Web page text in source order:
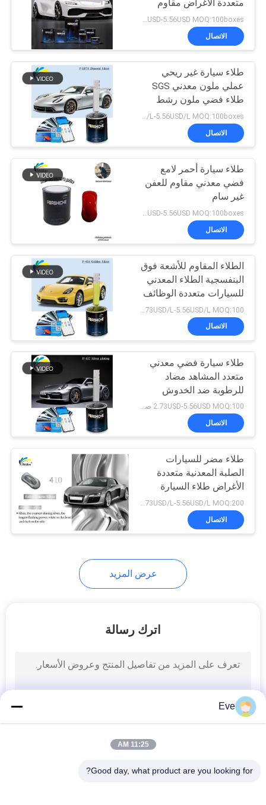
خريطة
الموقع
سياسة
الخصوصية
طلاء لؤلؤة السيارة
37
طلاء السيارة الفضي
المعدني
22
ورنيش معطف
السيارة الشفاف
26
طلاء سيارة مختلط
جاهز
62
مقوي طلاء السيارة
مخفف دهان السيارات
11
متعددة الأغراض مقاوم
للماء
2.73USD-5.56USD MOQ:100boxes
الاتصال
طلاء سيارة غير ريحي
عملي ملون معدني SGS
طلاء فضي ملون رشط
للسيارات
الاتصال
طلاء سيارة أحمر لامع
فضي معدني مقاوم للعفن
غير سام
الاتصال
الطلاء المقاوم للأشعة فوق
البنفسجية الطلاء المعدني
للسيارات متعددة الوظائف
العملية
الاتصال
طلاء سيارة فضي معدني
متعدد المشاهد مضاد
للرطوبة ضد الخدوش
2.73USD-5.56USD MOQ:100 صندوق
الاتصال
طلاء مضر للسيارات
الصلبة المعدنية متعددة
الأغراض طلاء السيارة
باللون الفضي
2.73USD/L-5.56USD/L MOQ:200 لتر
الاتصال
عرض المزيد
اترك رسالة
Eve
11:25 AM
Good day, what product are you looking for?